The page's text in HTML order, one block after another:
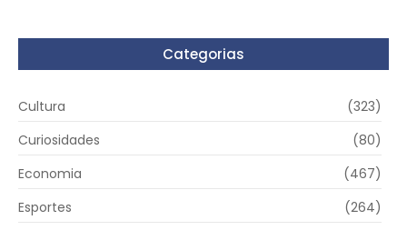
Categorias
Cultura
(323)
Curiosidades
(80)
Economia
(467)
Esportes
(264)